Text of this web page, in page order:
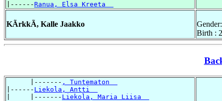
|------Ranua, Elsa Kreeta
KÃrkkÃ, Kalle Jaakko
Birth :
      |-------
, Tuntematon
|------ Liekola, Antti
|     |------- Liekola, Maria Liisa